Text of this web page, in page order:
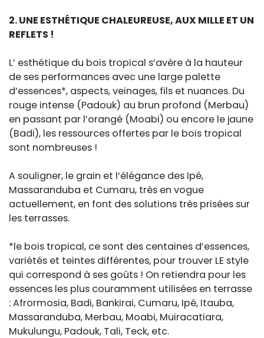
2. UNE ESTHÉTIQUE CHALEUREUSE, AUX MILLE ET UN
REFLETS !
L’ esthétique du bois tropical s’avère à la hauteur
de ses performances avec une large palette
d’essences*, aspects, veinages, fils et nuances. Du
rouge intense (Padouk) au brun profond (Merbau)
en passant par l’orangé (Moabi) ou encore le jaune
(Badi), les ressources offertes par le bois tropical
sont nombreuses !
A souligner, le grain et l’élégance des Ipé,
Massaranduba et Cumaru, très en vogue
actuellement, en font des solutions très prisées sur
les terrasses.
*le bois tropical, ce sont des centaines d’essences,
variétés et teintes différentes, pour trouver LE style
qui correspond à ses goûts ! On retiendra pour les
essences les plus couramment utilisées en terrasse
: Afrormosia, Badi, Bankirai, Cumaru, Ipé, Itauba,
Massaranduba, Merbau, Moabi, Muiracatiara,
Mukulungu, Padouk, Tali, Teck, etc.